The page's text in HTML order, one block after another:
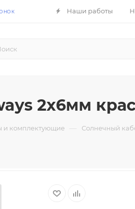
Наши работы
2х6мм
и комплектующие — Солнечный